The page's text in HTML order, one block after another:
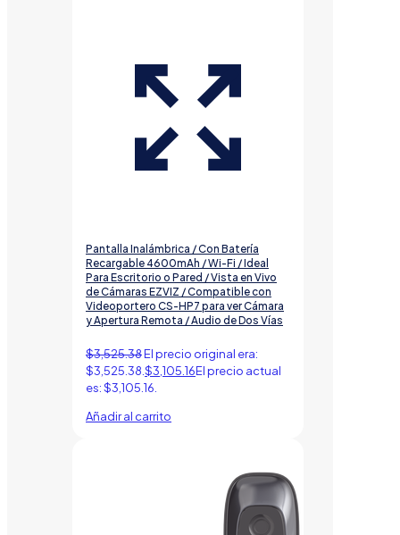
Pantalla Inalámbrica / Con Batería
Recargable 4600mAh / Wi-Fi / Ideal
Para Escritorio o Pared / Vista en Vivo
de Cámaras EZVIZ / Compatible con
Videoportero CS-HP7 para ver Cámara
y Apertura Remota / Audio de Dos Vías
$3,525.38El precio original era:
$3,525.38. $3,105.16El precio actual
es: $3,105.16.
Añadir al carrito